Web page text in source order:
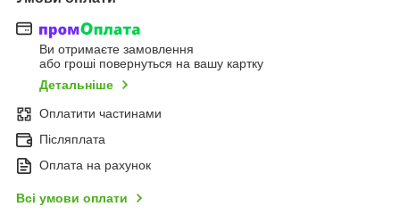
Ви отримаєте замовлення
або гроші повернуться на вашу картку
Детальніше
Оплатити частинами
Післяплата
Оплата на рахунок
Всі умови оплати